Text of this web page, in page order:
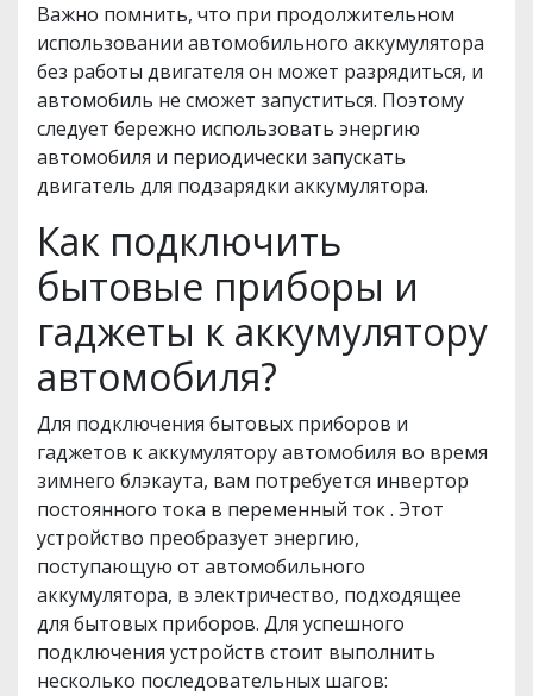
Важно помнить, что при продолжительном
использовании автомобильного аккумулятора
без работы двигателя он может разрядиться, и
автомобиль не сможет запуститься. Поэтому
следует бережно использовать энергию
автомобиля и периодически запускать
двигатель для подзарядки аккумулятора.
Как подключить
бытовые приборы и
гаджеты к аккумулятору
автомобиля?
Для подключения бытовых приборов и
гаджетов к аккумулятору автомобиля во время
зимнего блэкаута, вам потребуется инвертор
постоянного тока в переменный ток . Этот
устройство преобразует энергию,
поступающую от автомобильного
аккумулятора, в электричество, подходящее
для бытовых приборов. Для успешного
подключения устройств стоит выполнить
несколько последовательных шагов: